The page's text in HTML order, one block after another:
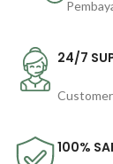
24/7
100%